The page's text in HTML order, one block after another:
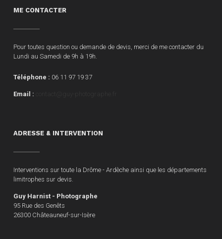
ME CONTACTER
Pour toutes question ou demande de devis, merci de me contacter du
Lundi au Samedi de 9h à 19h.
Téléphone : 06 11 97 19 37
Email :
ADRESSE & INTERVENTION
Interventions sur toute la Drôme - Ardèche ainsi que les départements
limitrophes sur devis.
Guy Harnist - Photographe
95 Rue des Genêts
26300 Châteauneuf-sur-Isère